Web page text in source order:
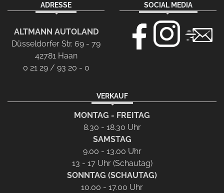
ADRESSE
ALTMANN AUTOLAND
Düsseldorfer Str. 69 - 79
42781 Haan
0 21 29 / 93 20 - 0
SOCIAL MEDIA
VERKAUF
MONTAG - FREITAG
8.30 - 18.30 Uhr
SAMSTAG
9.00 - 13.00 Uhr
13 - 17 Uhr (Schautag)
SONNTAG (SCHAUTAG)
10.00 - 17.00 Uhr